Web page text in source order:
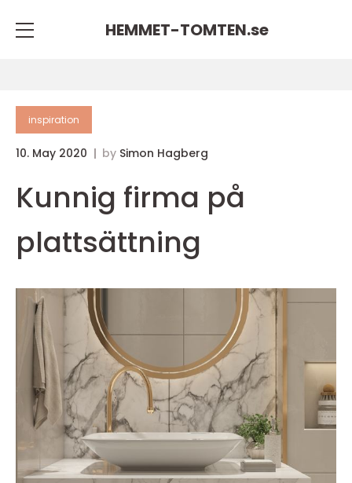
HEMMET-TOMTEN.se
inspiration
10. May 2020 by Simon Hagberg
Kunnig firma på
plattsättning